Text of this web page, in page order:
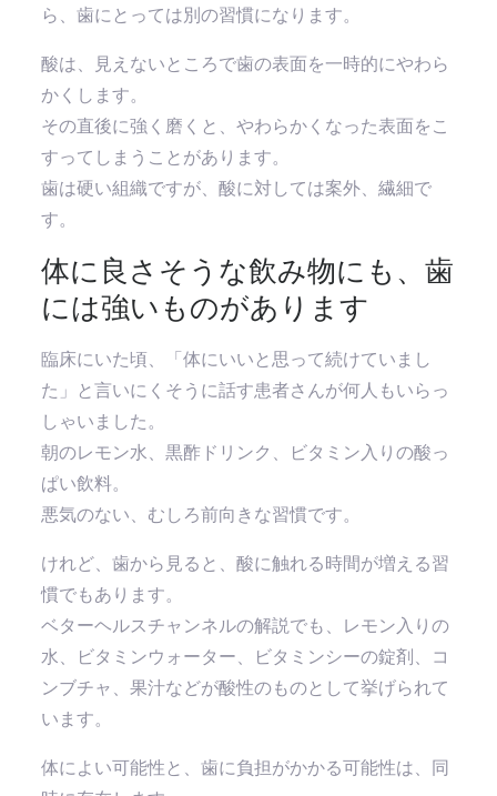
ら、歯にとっては別の習慣になります。
酸は、見えないところで歯の表面を一時的にやわら
かくします。
その直後に強く磨くと、やわらかくなった表面をこ
すってしまうことがあります。
歯は硬い組織ですが、酸に対しては案外、繊細で
す。
体に良さそうな飲み物にも、歯
には強いものがあります
臨床にいた頃、「体にいいと思って続けていまし
た」と言いにくそうに話す患者さんが何人もいらっ
しゃいました。
朝のレモン水、黒酢ドリンク、ビタミン入りの酸っ
ぱい飲料。
悪気のない、むしろ前向きな習慣です。
けれど、歯から見ると、酸に触れる時間が増える習
慣でもあります。
ベターヘルスチャンネルの解説でも、レモン入りの
水、ビタミンウォーター、ビタミンシーの錠剤、コ
ンブチャ、果汁などが酸性のものとして挙げられて
います。
体によい可能性と、歯に負担がかかる可能性は、同